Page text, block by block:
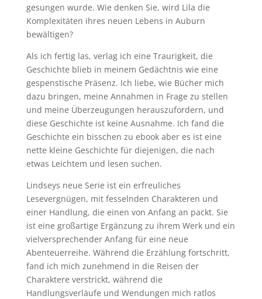
gesungen wurde. Wie denken Sie, wird Lila die
Komplexitäten ihres neuen Lebens in Auburn
bewältigen?
Als ich fertig las, verlag ich eine Traurigkeit, die
Geschichte blieb in meinem Gedächtnis wie eine
gespenstische Präsenz. Ich liebe, wie Bücher mich
dazu bringen, meine Annahmen in Frage zu stellen
und meine Überzeugungen herauszufordern, und
diese Geschichte ist keine Ausnahme. Ich fand die
Geschichte ein bisschen zu ebook aber es ist eine
nette kleine Geschichte für diejenigen, die nach
etwas Leichtem und lesen suchen.
Lindseys neue Serie ist ein erfreuliches
Lesevergnügen, mit fesselnden Charakteren und
einer Handlung, die einen von Anfang an packt. Sie
ist eine großartige Ergänzung zu ihrem Werk und ein
vielversprechender Anfang für eine neue
Abenteuerreihe. Während die Erzählung fortschritt,
fand ich mich zunehmend in die Reisen der
Charaktere verstrickt, während die
Handlungsverläufe und Wendungen mich ratlos